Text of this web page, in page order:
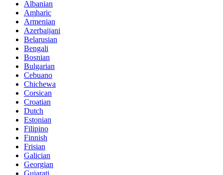
Albanian
Amharic
Armenian
Azerbaijani
Belarusian
Bengali
Bosnian
Bulgarian
Cebuano
Chichewa
Corsican
Croatian
Dutch
Estonian
Filipino
Finnish
Frisian
Galician
Georgian
Gujarati